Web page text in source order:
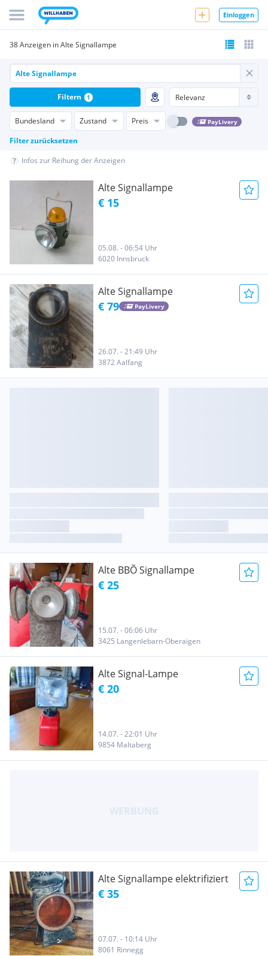
Einloggen
38 Anzeigen in Alte Signallampe
Bundesland Zustand Preis PayLivery
Filter zurücksetzen
Filtern 1
Infos zur Reihung der Anzeigen
Alte Signallampe
€ 15
05.08. - 06:54 Uhr
6020 Innsbruck
Alte Signallampe
€ 79 PayLivery
26.07. - 21:49 Uhr
3872 Aalfang
Alte BBÕ Signallampe
€ 25
15.07. - 06:06 Uhr
3425 Langenlebarn-Oberaigen
Alte Signal-Lampe
€ 20
14.07. - 22:01 Uhr
9854 Maltaberg
Alte Signallampe elektrifiziert
€ 35
07.07. - 10:14 Uhr
8061 Rinnegg